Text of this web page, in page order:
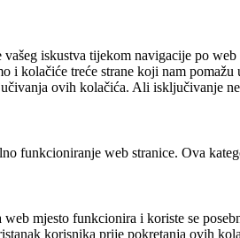
iskustva tijekom navigacije po
i kolačiće treće strane koji nam
ovih kolačića. Ali isključivanje
funkcioniranje web stranice. Ova
mjesto funkcionira i koriste se
korisnika prije pokretanja ovih